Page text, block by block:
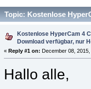
Topic: Kostenlose
Kostenlose HyperCam 4
Download verfügbar, nur
« Reply #1 on: December 08,
Hallo alle,